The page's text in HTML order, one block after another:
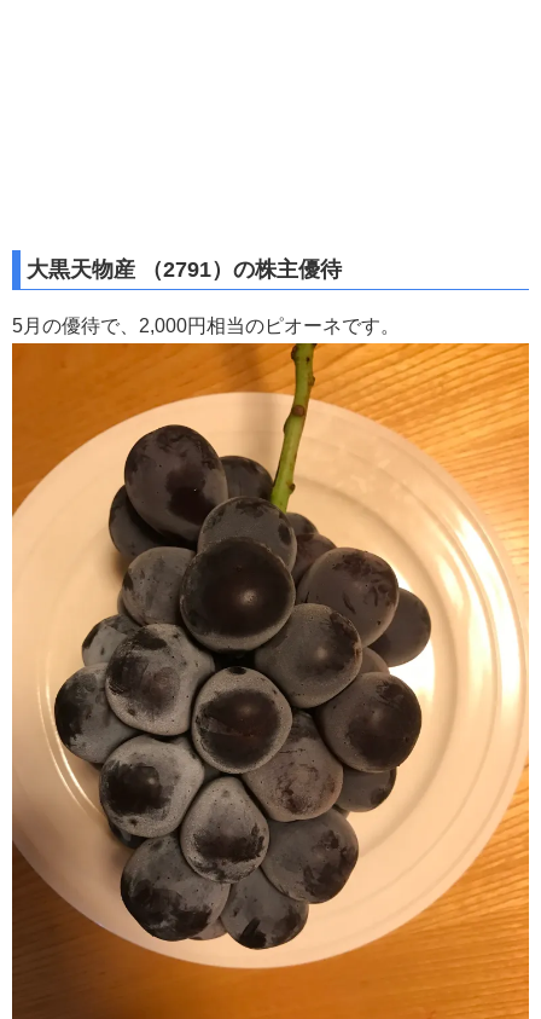
大黒天物産 （2791）の株主優待
5月の優待で、2,000円相当のピオーネです。